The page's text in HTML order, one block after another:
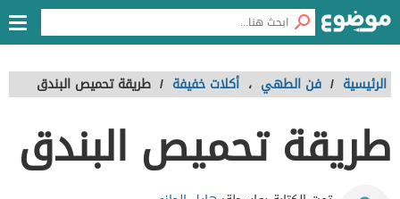
الرئيسية / فن الطهي ، أكلات خفيفة / طريقة تحميص البندق
طريقة تحميص البندق